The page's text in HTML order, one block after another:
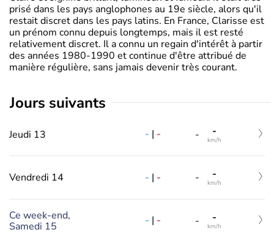
prisé dans les pays anglophones au 19e siècle, alors qu'il
restait discret dans les pays latins. En France, Clarisse est
un prénom connu depuis longtemps, mais il est resté
relativement discret. Il a connu un regain d'intérêt à partir
des années 1980-1990 et continue d'être attribué de
manière régulière, sans jamais devenir très courant.
jours suivants
Jeudi 13 - | - - -
km/h
Vendredi 14 - | - - -
km/h
Ce week-end,
Samedi 15
- | - - -
km/h